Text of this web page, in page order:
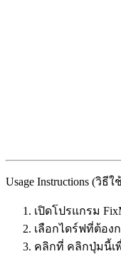
Usage Instructions (วิ
เปิดโปรแกรม
เลือกไดร์ฟที่ต้อง
คลิกที่ คลิกปุ่มนี้เ